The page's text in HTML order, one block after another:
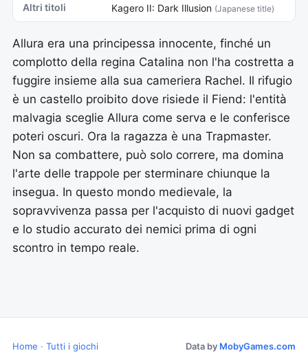
Altri titoli Kagero II: Dark Illusion (Japanese title)
Allura era una principessa innocente, finché un
complotto della regina Catalina non l'ha costretta a
fuggire insieme alla sua cameriera Rachel. Il rifugio
è un castello proibito dove risiede il Fiend: l'entità
malvagia sceglie Allura come serva e le conferisce
poteri oscuri. Ora la ragazza è una Trapmaster.
Non sa combattere, può solo correre, ma domina
l'arte delle trappole per sterminare chiunque la
insegua. In questo mondo medievale, la
sopravvivenza passa per l'acquisto di nuovi gadget
e lo studio accurato dei nemici prima di ogni
scontro in tempo reale.
Home · Tutti i giochi Data by MobyGames.com